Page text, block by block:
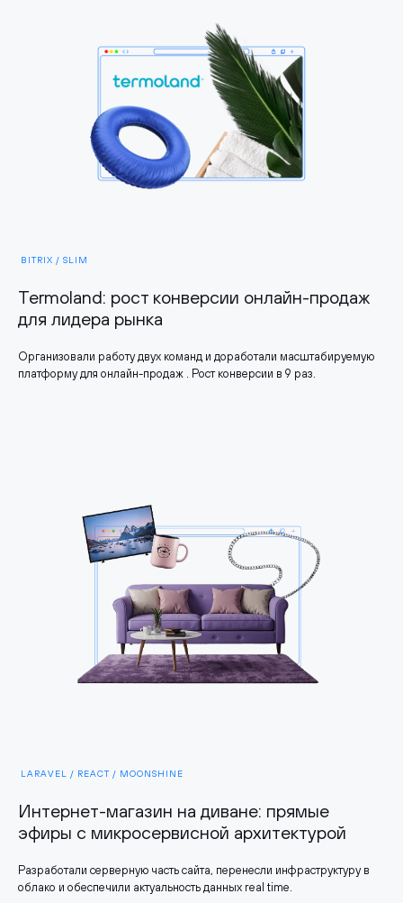
BITRIX / SLIM
Termoland: рост конверсии онлайн-продаж
для лидера рынка
Организовали работу двух команд и доработали масштабируемую
платформу для онлайн-продаж . Рост конверсии в 9 раз.
LARAVEL / REACT / MOONSHINE
Интернет-магазин на диване: прямые
эфиры с микросервисной архитектурой
Разработали серверную часть сайта, перенесли инфраструктуру в
облако и обеспечили актуальность данных real time.